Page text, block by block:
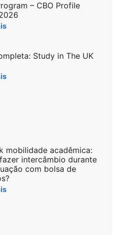
– CBO Profile
Study in The UK
mobilidade acadêmica:
intercâmbio durante
com bolsa de